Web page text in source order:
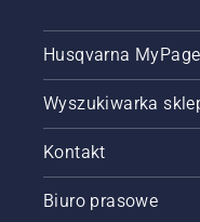
Husqvarna
Wyszukiwarka
Kontakt
Biuro prasowe